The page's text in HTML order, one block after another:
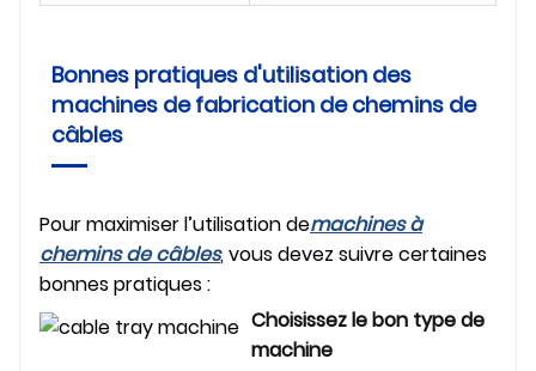
Bonnes pratiques d'utilisation des
machines de fabrication de chemins de
câbles
Pour maximiser l’utilisation demachines à
chemins de câbles, vous devez suivre certaines
bonnes pratiques :
Choisissez le bon type de
machine